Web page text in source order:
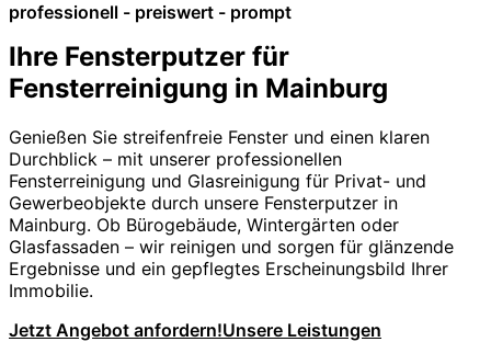
professionell - preiswert - prompt
Ihre Fensterputzer für
Fensterreinigung in Mainburg
Genießen Sie streifenfreie Fenster und einen klaren
Durchblick – mit unserer professionellen
Fensterreinigung und Glasreinigung für Privat- und
Gewerbeobjekte durch unsere Fensterputzer in
Mainburg. Ob Bürogebäude, Wintergärten oder
Glasfassaden – wir reinigen und sorgen für glänzende
Ergebnisse und ein gepflegtes Erscheinungsbild Ihrer
Immobilie.
Jetzt Angebot anfordern!Unsere Leistungen